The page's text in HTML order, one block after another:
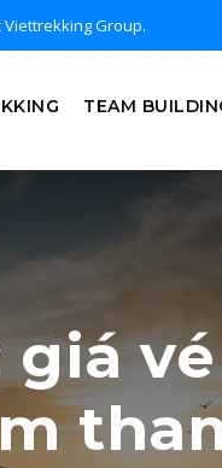
Group.
TEAM
giá